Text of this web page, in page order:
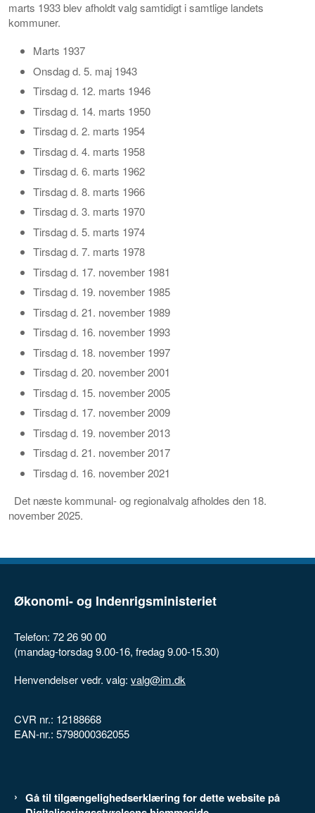
marts 1933 blev afholdt valg samtidigt i samtlige landets
kommuner.
Marts 1937
Onsdag d. 5. maj 1943
Tirsdag d. 12. marts 1946
Tirsdag d. 14. marts 1950
Tirsdag d. 2. marts 1954
Tirsdag d. 4. marts 1958
Tirsdag d. 6. marts 1962
Tirsdag d. 8. marts 1966
Tirsdag d. 3. marts 1970
Tirsdag d. 5. marts 1974
Tirsdag d. 7. marts 1978
Tirsdag d. 17. november 1981
Tirsdag d. 19. november 1985
Tirsdag d. 21. november 1989
Tirsdag d. 16. november 1993
Tirsdag d. 18. november 1997
Tirsdag d. 20. november 2001
Tirsdag d. 15. november 2005
Tirsdag d. 17. november 2009
Tirsdag d. 19. november 2013
Tirsdag d. 21. november 2017
Tirsdag d. 16. november 2021
Det næste kommunal- og regionalvalg afholdes den 18.
november 2025.
Økonomi- og Indenrigsministeriet
Telefon: 72 26 90 00
(mandag-torsdag 9.00-16, fredag 9.00-15.30)
Henvendelser vedr. valg: valg@im.dk
CVR nr.: 12188668
EAN-nr.: 5798000362055
Gå til tilgængelighedserklæring for dette website på